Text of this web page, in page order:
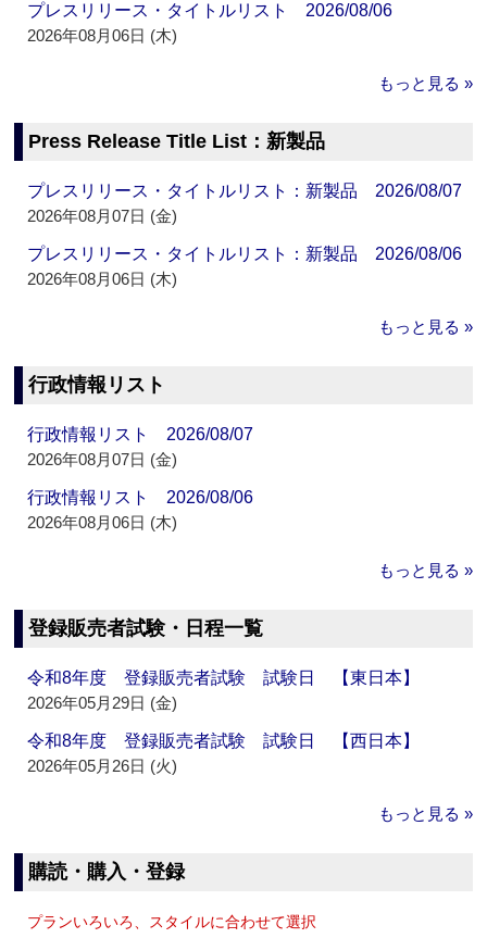
プレスリリース・タイトルリスト 2026/08/06
2026年08月06日 (木)
もっと見る »
Press Release Title List：新製品
プレスリリース・タイトルリスト：新製品 2026/08/07
2026年08月07日 (金)
プレスリリース・タイトルリスト：新製品 2026/08/06
2026年08月06日 (木)
もっと見る »
行政情報リスト
行政情報リスト 2026/08/07
2026年08月07日 (金)
行政情報リスト 2026/08/06
2026年08月06日 (木)
もっと見る »
登録販売者試験・日程一覧
令和8年度 登録販売者試験 試験日 【東日本】
2026年05月29日 (金)
令和8年度 登録販売者試験 試験日 【西日本】
2026年05月26日 (火)
もっと見る »
購読・購入・登録
プランいろいろ、スタイルに合わせて選択